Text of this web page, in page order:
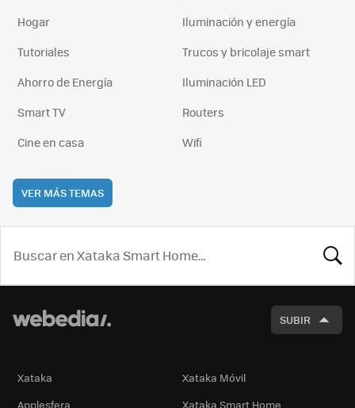
Hogar
Iluminación y energía
Tutoriales
Trucos y bricolaje smart
Ahorro de Energía
Iluminación LED
Smart TV
Routers
Cine en casa
Wifi
VER MÁS TEMAS
SUBIR
Xataka
Xataka Móvil
Applesfera
Xataka Smart Home